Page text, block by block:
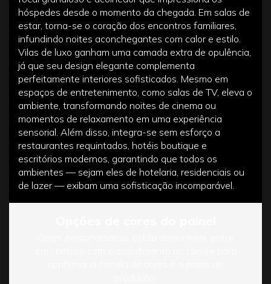
hóspedes desde o momento da chegada. Em salas de
estar, torna-se o coração dos encontros familiares,
infundindo noites aconchegantes com calor e estilo.
Vilas de luxo ganham uma camada extra de opulência,
já que seu design elegante complementa
perfeitamente interiores sofisticados. Mesmo em
espaços de entretenimento, como salas de TV, eleva o
ambiente, transformando noites de cinema ou
momentos de relaxamento em uma experiência
sensorial. Além disso, integra-se sem esforço a
restaurantes requintados, hotéis boutique e
escritórios modernos, garantindo que todos os
ambientes — sejam eles de hotelaria, residenciais ou
de lazer — exibam uma sofisticação incomparável.